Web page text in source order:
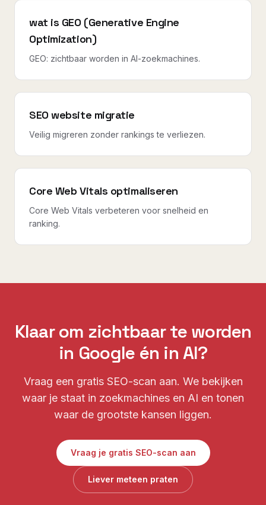
wat is GEO (Generative Engine
Optimization)
GEO: zichtbaar worden in AI-zoekmachines.
SEO website migratie
Veilig migreren zonder rankings te verliezen.
Core Web Vitals optimaliseren
Core Web Vitals verbeteren voor snelheid en
ranking.
Klaar om zichtbaar te worden
in Google én in AI?
Vraag een gratis SEO-scan aan. We bekijken
waar je staat in zoekmachines en AI en tonen
waar de grootste kansen liggen.
Vraag je gratis SEO-scan aan
Liever meteen praten